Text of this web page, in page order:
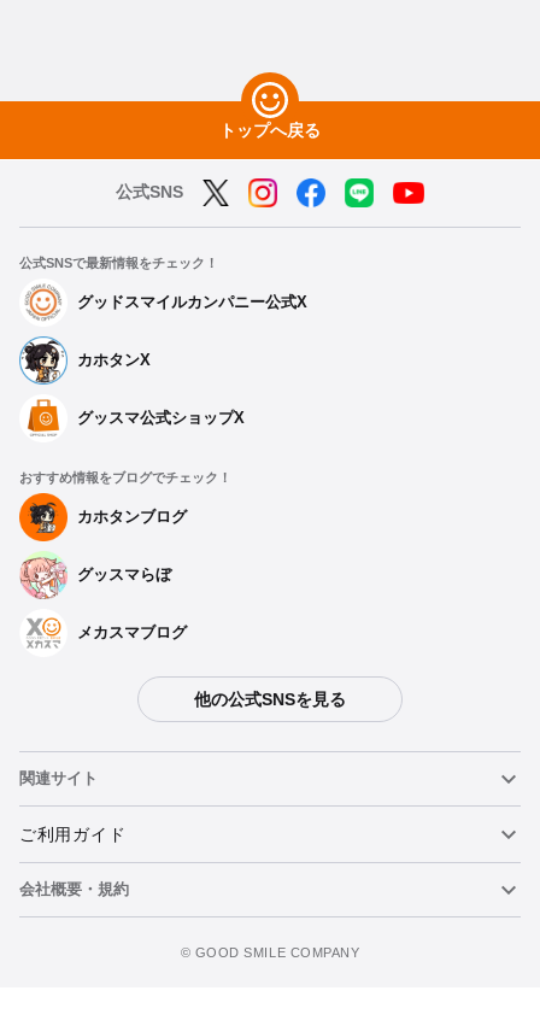
ぬいぐるみ 大室櫻子
予約期間：2024年07月08日~2024年08月07日まで
予約期間：2024年07月08日~2024年08月07日まで
2024年12月発売・お1人様3点まで
2024年12月発売・お1人様3点まで
トップへ戻る
公式SNS
公式SNSで最新情報をチェック！
グッドスマイルカンパニー公式X
カホタンX
グッスマ公式ショップX
おすすめ情報をブログでチェック！
カホタンブログ
グッスマらぼ
メカスマブログ
他の公式SNSを見る
関連サイト
ねんどろいど
ねんどろいどフェイスメーカー
ご利用ガイド
重要なお知らせ
会社概要・規約
©️ GOOD SMILE COMPANY